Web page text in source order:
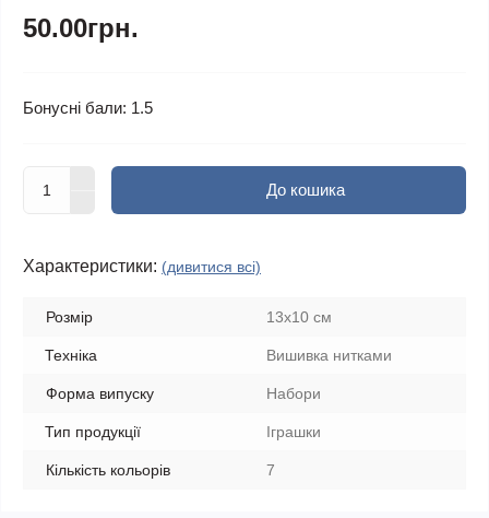
50.00грн.
Бонусні бали: 1.5
До кошика
Характеристики: (дивитися всі)
Розмір 13x10 см
Техніка Вишивка нитками
Форма випуску Набори
Тип продукції Іграшки
Кількість кольорів 7